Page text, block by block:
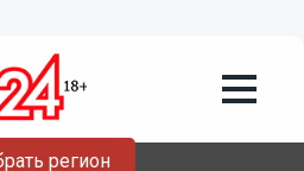
регион
коноплю на